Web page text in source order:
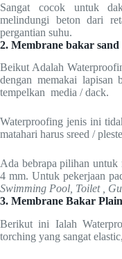
Sangat cocok untuk
melindungi beton dari
pergantian suhu.
2. Membrane bakar sand
Beikut Adalah
dengan memakai lapisan
tempelkan media / dack.
Waterproofing jenis ini
matahari harus sreed /
Ada bebrapa pilihan
4 mm. Untuk pekerjaan
Swimming Pool, Toilet ,
3. Membrane Bakar Plain
Berikut ini Ialah
torching yang sangat